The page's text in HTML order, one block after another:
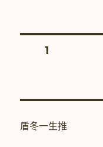
分
頁
頁次1
盾冬一生推